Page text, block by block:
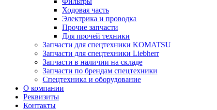
Ходовая часть
Электрика и проводка
Прочие запчасти
Для прочей техники
Запчасти для спецтехники KOMATSU
Запчасти для спецтехники Liebherr
Запчасти в наличии на складе
Запчасти по брендам спецтехники
Спецтехника и оборудование
О компании
Реквизиты
Контакты